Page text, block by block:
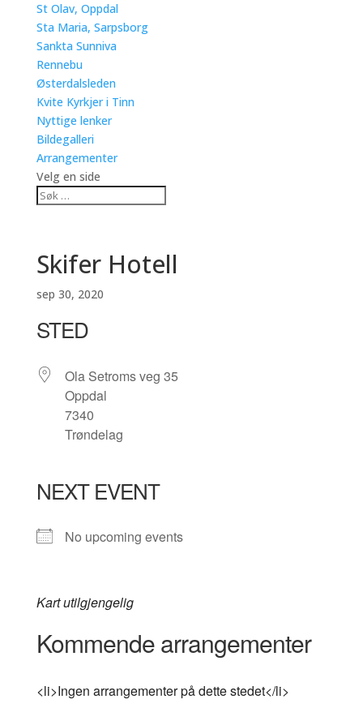
St Olav, Oppdal
Sta Maria, Sarpsborg
Sankta Sunniva
Rennebu
Østerdalsleden
Kvite Kyrkjer i Tinn
Nyttige lenker
Bildegalleri
Arrangementer
Velg en side
Skifer Hotell
sep 30, 2020
STED
Ola Setroms veg 35
Oppdal
7340
Trøndelag
NEXT EVENT
No upcoming events
Kart utilgjengelig
Kommende arrangementer
<li>Ingen arrangementer på dette stedet</li>